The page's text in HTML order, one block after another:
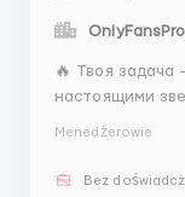
🔥 Твоя задача
настоящими
самый
твоих руках: Отбор моделей и оформление в
Menedżerowie
Bez